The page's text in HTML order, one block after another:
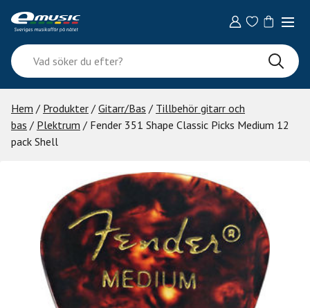
content
Vad
söker
du
efter?
Hem / Produkter / Gitarr/Bas / Tillbehör gitarr och
bas / Plektrum / Fender 351 Shape Classic Picks Medium 12
pack Shell